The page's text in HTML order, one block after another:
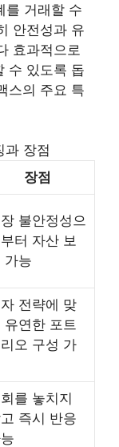
를 거래할 수
안전성과 유
효과적으로
수 있도록 돕
스의 주요 특
과 장점
장점
불안정성으
터 자산 보
가능
전략에 맞
유연한 포트
오 구성 가
를 놓치지
즉시 반응